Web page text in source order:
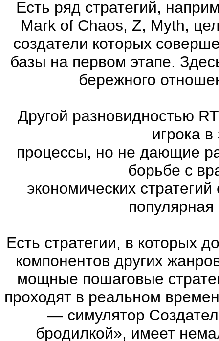
Есть ряд стратегий,
Mark of Chaos, Z, Myth,
создатели которых
базы на первом этапе.
бережного
Другой разновидностью
игрока
процессы, но не дающие
борьбе с
экономических
Есть стратегии, в которых
компонентов других
мощные пошаговые
проходят в реальном
— симулятор
бродилкой», имеет